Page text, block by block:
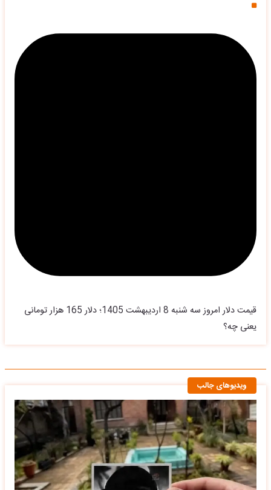
قیمت دلار امروز سه شنبه 8 اردیبهشت 1405؛ دلار 165 هزار تومانی
یعنی چه؟
ویدیوهای جالب